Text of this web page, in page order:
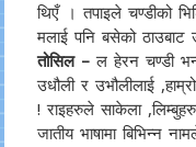
थिएँ । तपाइले चण्डीको
मलाई पनि बसेको ठाउबाट
तोसिल –ल हेरन चण्डी
उधौली र उभौलीलाई
! राइहरुले साकेला
जातीय भाषामा बिभिन्न